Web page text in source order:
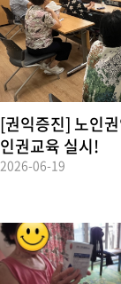
[권익증진] 노인
인권교육 실시!
2026-06-19